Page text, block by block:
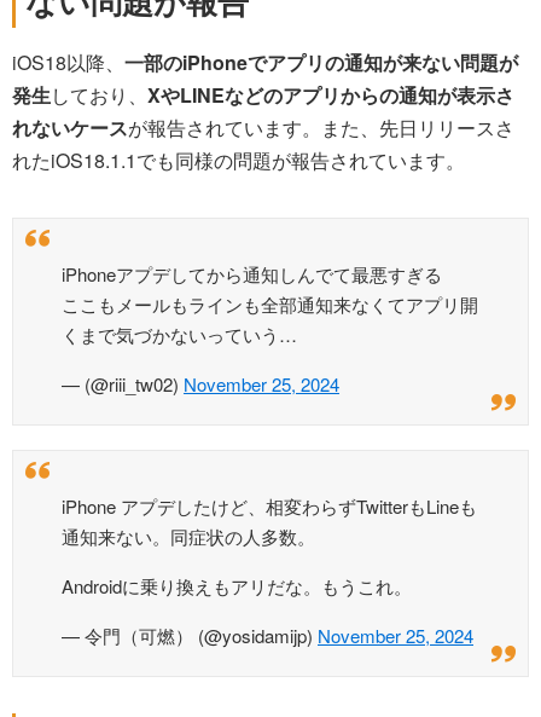
iOS18以降、 一部のiPhoneでアプリの通知が来ない問題が
発生しており、 XやLINEなどのアプリからの通知が表示さ
れないケースが報告されています。また、先日リリースさ
れたiOS18.1.1でも同様の問題が報告されています。
iPhoneアプデしてから通知しんでて最悪すぎる
ここもメールもラインも全部通知来なくてアプリ開
くまで気づかないっていう…
— (@riii_tw02) November 25, 2024
iPhone アプデしたけど、相変わらずTwitterもLineも
通知来ない。同症状の人多数。
Androidに乗り換えもアリだな。もうこれ。
— 令門（可燃） (@yosidamijp) November 25, 2024